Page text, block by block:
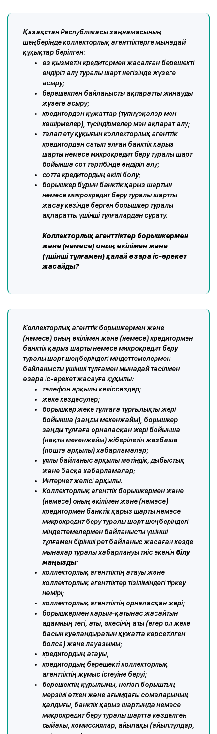
Қазақстан Республикасы заңнамасының
шеңберінде коллекторлық агенттіктерге мынадай
құқықтар берілген:
өз қызметін кредитормен жасалған берешекті
өндіріп алу туралы шарт негізінде жүзеге
асыру;
берешекпен байланысты ақпаратты жинауды
жүзеге асыру;
кредитордан құжаттар (түпнұсқалар мен
көшірмелер), түсіндірмелер мен ақпарат алу;
талап ету құқығын коллекторлық агенттік
кредитордан сатып алған банктік қарыз
шарты немесе микрокредит беру туралы шарт
бойынша сот тәртібінде өндіріп алу;
сотта кредитордың өкілі болу;
борышкер бұрын банктік қарыз шартын
немесе микрокредит беру туралы шартты
жасау кезінде берген борышкер туралы
ақпаратты үшінші тұлғалардан сұрату.
Коллекторлық агенттіктер борышкермен
және (немесе) оның өкілімен және
(үшінші тұлғамен) қалай өзара іс-әрекет
жасайды?
Коллекторлық агенттік борышкермен және
(немесе) оның өкілімен және (немесе) кредитормен
банктік қарыз шарты немесе микрокредит беру
туралы шарт шеңберіндегі міндеттемелермен
байланысты үшінші тұлғамен мынадай тәсілмен
өзара іс-әрекет жасауға құқылы:
телефон арқылы келіссөздер;
жеке кездесулер;
борышкер жеке тұлғаға тұрғылықты жері
бойынша (заңды мекенжайы), борышкер
заңды тұлғаға орналасқан жері бойынша
(нақты мекенжайы) жіберілетін жазбаша
(пошта арқылы) хабарламалар;
ұялы байланыс арқылы мәтіндік, дыбыстық
және басқа хабарламалар;
Интернет желісі арқылы.
Коллекторлық агенттік борышкермен және
(немесе) оның өкілімен және (немесе)
кредитормен банктік қарыз шарты немесе
микрокредит беру туралы шарт шеңберіндегі
міндеттемелермен байланысты үшінші
тұлғамен бірінші рет байланыс жасаған кезде
мыналар туралыхабарлануы тиіс екенінбілу
маңызды:
коллекторлық агенттіктің атауы және
коллекторлық агенттіктер тізіліміндегі тіркеу
нөмірі;
коллекторлық агенттіктің орналасқан жері;
борышкермен қарым-қатынас жасайтын
адамның тегі, аты, әкесінің аты (егер ол жеке
басын куәландыратын құжатта көрсетілген
болса) және лауазымы;
кредитордың атауы;
кредитордың берешекті коллекторлық
агенттіктің жұмыс істеуіне беруі;
берешектің құрылымы, негізгі борыштың
мерзімі өткен және ағымдағы сомаларының
қалдығы, банктік қарыз шартында немесе
микрокредит беру туралы шартта көзделген
сыйақы, комиссиялар, айыпақы (айыппұлдар,